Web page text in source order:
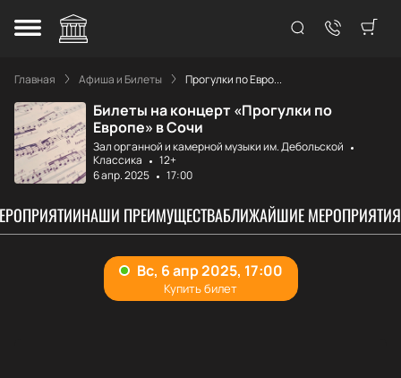
Главная Афиша и Билеты Прогулки по Евро...
Билеты на концерт «Прогулки по
Европе» в Сочи
Зал органной и камерной музыки им. Дебольской
Классика
12+
6 апр. 2025
17:00
НАШИ ПРЕИМУЩЕСТВАБЛИЖАЙШИЕ МЕРОПРИЯТИЯ